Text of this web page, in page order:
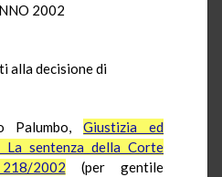
2002
alla decisione di
Palumbo,Giustizia ed
La sentenza della Corte
2002 (per gentile